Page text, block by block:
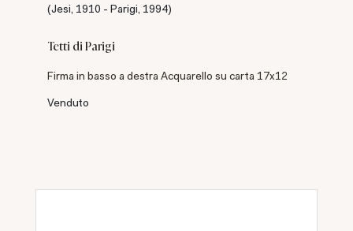
(Jesi, 1910 - Parigi, 1994)
Tetti di Parigi
Firma in basso a destra Acquarello su carta 17x12
Venduto